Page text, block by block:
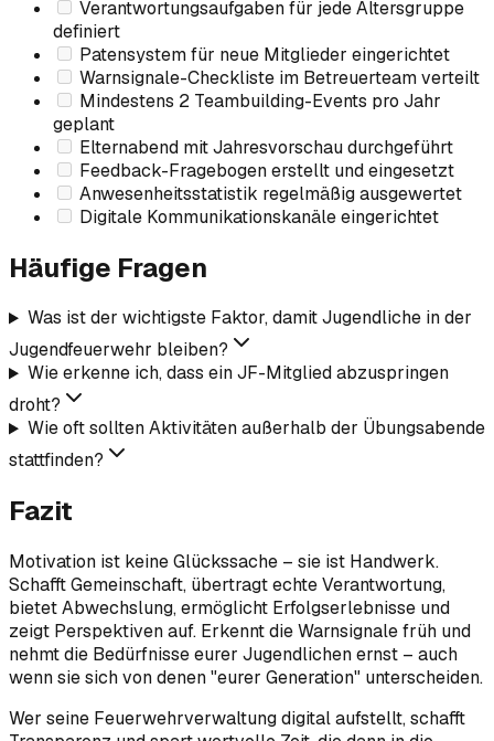
Verantwortungsaufgaben für jede Altersgruppe
definiert
Patensystem für neue Mitglieder eingerichtet
Warnsignale-Checkliste im Betreuerteam verteilt
Mindestens 2 Teambuilding-Events pro Jahr
geplant
Elternabend mit Jahresvorschau durchgeführt
Feedback-Fragebogen erstellt und eingesetzt
Anwesenheitsstatistik regelmäßig ausgewertet
Digitale Kommunikationskanäle eingerichtet
Häufige Fragen
Was ist der wichtigste Faktor, damit Jugendliche in der
Jugendfeuerwehr bleiben?
Wie erkenne ich, dass ein JF-Mitglied abzuspringen
droht?
Wie oft sollten Aktivitäten außerhalb der Übungsabende
stattfinden?
Fazit
Motivation ist keine Glückssache – sie ist Handwerk.
Schafft Gemeinschaft, übertragt echte Verantwortung,
bietet Abwechslung, ermöglicht Erfolgserlebnisse und
zeigt Perspektiven auf. Erkennt die Warnsignale früh und
nehmt die Bedürfnisse eurer Jugendlichen ernst – auch
wenn sie sich von denen "eurer Generation" unterscheiden.
Wer seine Feuerwehrverwaltung digital aufstellt, schafft